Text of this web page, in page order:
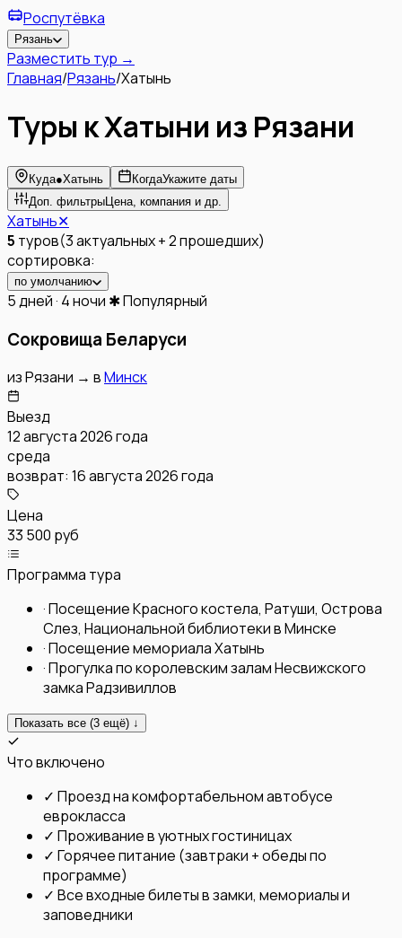
Роспутёвка
Рязань
Разместить тур →
Главная/Рязань/Хатынь
Туры к Хатыни из Рязани
Куда●Хатынь КогдаУкажите даты
Доп. фильтры Цена, компания и др.
Хатынь✕
5 туров(3актуальных+2прошедших)
сортировка:
по умолчанию
5 дней · 4 ночи ✱ Популярный
Сокровища Беларуси
изРязани → вМинск
Выезд
12 августа 2026 года
среда
возврат: 16 августа 2026 года
Цена
33 500 руб
Программа тура
·Посещение Красного костела, Ратуши, Острова
Слез, Национальной библиотеки в Минске
·Посещение мемориала Хатынь
·Прогулка по королевским залам Несвижского
замка Радзивиллов
Показать все (3 ещё) ↓
Что включено
✓ Проезд на комфортабельном автобусе
еврокласса
✓ Проживание в уютных гостиницах
✓ Горячее питание (завтраки + обеды по
программе)
✓ Все входные билеты в замки, мемориалы и
заповедники